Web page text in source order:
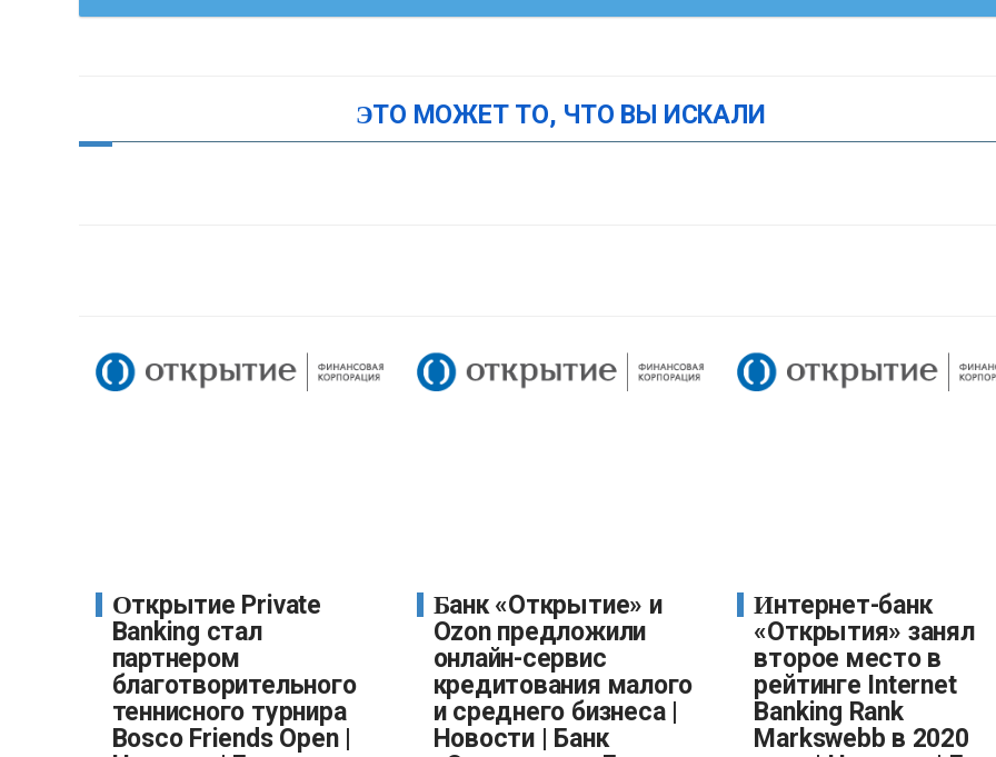
ЭТО МОЖЕТ ТО, ЧТО ВЫ ИСКАЛИ
Открытие Private
Banking стал
партнером
благотворительного
теннисного турнира
Bosco Friends Open |
Банк «Открытие» и
Ozon предложили
онлайн-сервис
кредитования малого
и среднего бизнеса |
Новости | Банк
Интернет-банк
«Открытия» занял
второе место в
рейтинге Internet
Banking Rank
Markswebb в 2020